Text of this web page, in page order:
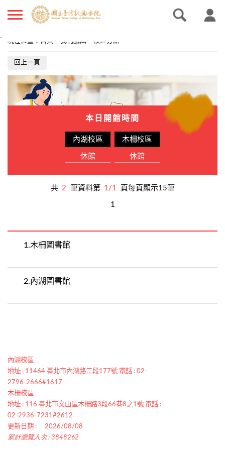
.
現在位置 ： 首頁 > 我們戲圖 > 校區分館
回上一頁
本日開館時間
內湖校區
休館
木柵校區
休館
共 2 筆資料第 1/1 頁每頁顯示15筆
1
1.木柵圖書館
2.內湖圖書館
內湖校區
地址 : 11464 臺北市內湖路二段177號 電話 : 02-
2796-2666#1617
木柵校區
地址 : 116 臺北市文山區木柵路3段66巷8之1號 電話 :
02-2936-7231#2612
更新日期 :
2026/08/08
累計瀏覽人次 : 3848262